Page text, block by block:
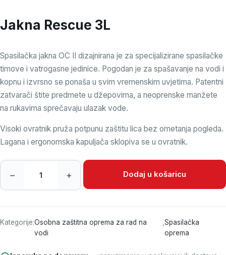
Jakna Rescue 3L
Spasilačka jakna OC II dizajnirana je za specijalizirane spasilačke
timove i vatrogasne jedinice. Pogodan je za spašavanje na vodi i
kopnu i izvrsno se ponaša u svim vremenskim uvjetima. Patentni
zatvarači štite predmete u džepovima, a neoprenske manžete
na rukavima sprečavaju ulazak vode.
Visoki ovratnik pruža potpunu zaštitu lica bez ometanja pogleda.
Lagana i ergonomska kapuljača sklopiva se u ovratnik.
Jakna Rescue 3L količina
– + Dodaj u košaricu
Kategorije:Osobna zaštitna oprema za rad na
vodi
,Spasilačka
oprema